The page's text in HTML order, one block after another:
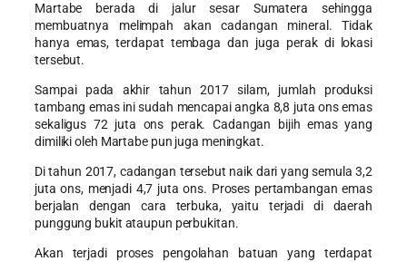
Martabe berada di jalur sesar Sumatera sehingga
membuatnya melimpah akan cadangan mineral. Tidak
hanya emas, terdapat tembaga dan juga perak di lokasi
tersebut.
Sampai pada akhir tahun 2017 silam, jumlah produksi
tambang emas ini sudah mencapai angka 8,8 juta ons emas
sekaligus 72 juta ons perak. Cadangan bijih emas yang
dimiliki oleh Martabe pun juga meningkat.
Di tahun 2017, cadangan tersebut naik dari yang semula 3,2
juta ons, menjadi 4,7 juta ons. Proses pertambangan emas
berjalan dengan cara terbuka, yaitu terjadi di daerah
punggung bukit ataupun perbukitan.
Akan terjadi proses pengolahan batuan yang terdapat